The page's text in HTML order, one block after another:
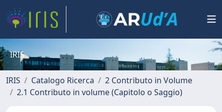
IRIS
IRIS Catalogo Ricerca
2 Contributo in Volume
2.1 Contributo in volume (Capitolo o Saggio)